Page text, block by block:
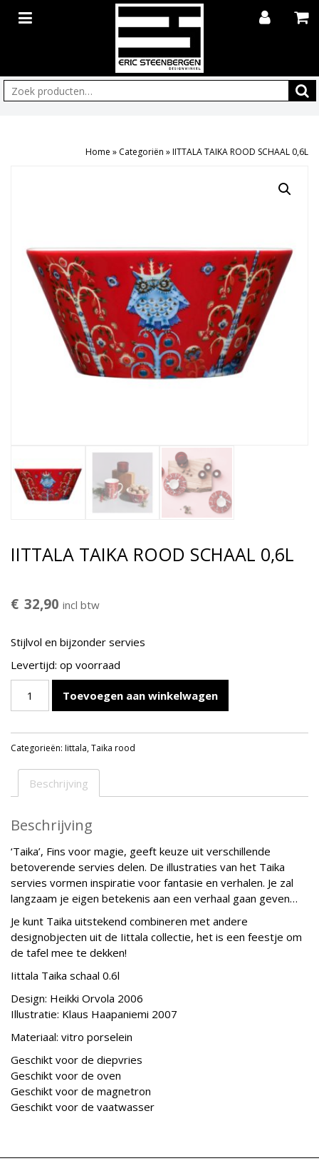
Zoeken:
Home » Categoriën »IITTALA TAIKA ROOD SCHAAL 0,6L
IITTALA TAIKA ROOD SCHAAL 0,6L
€ 32,90 incl btw
Stijlvol en bijzonder servies
Levertijd: op voorraad
TAIKA
SCHAAL
0,6L
aantal
Toevoegen aan winkelwagen
Categorieën: Iittala,Taika rood
Beschrijving
Beschrijving
‘Taika’, Fins voor magie, geeft keuze uit verschillende
betoverende servies delen. De illustraties van het Taika
servies vormen inspiratie voor fantasie en verhalen. Je zal
langzaam je eigen betekenis aan een verhaal gaan geven…
Je kunt Taika uitstekend combineren met andere
designobjecten uit de Iittala collectie, het is een feestje om
de tafel mee te dekken!
Iittala Taika schaal 0.6l
Design: Heikki Orvola 2006
Illustratie: Klaus Haapaniemi 2007
Materiaal: vitro porselein
Geschikt voor de diepvries
Geschikt voor de oven
Geschikt voor de magnetron
Geschikt voor de vaatwasser